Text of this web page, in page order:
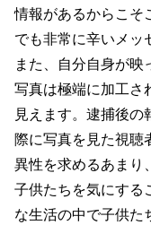
情報があるからこそ
でも非常に辛いメッ
また、自分自身が映
写真は極端に加工さ
見えます。逮捕後の
際に写真を見た視聴
異性を求めるあまり
子供たちを気にする
な生活の中で子供た